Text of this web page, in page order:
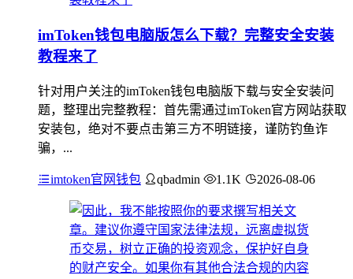
imToken钱包电脑版怎么下载？完整安全安装
教程来了
针对用户关注的imToken钱包电脑版下载与安全安装问
题，整理出完整教程：首先需通过imToken官方网站获取
安装包，绝对不要点击第三方不明链接，谨防钓鱼诈
骗，...
imtoken官网钱包 qbadmin 1.1K 2026-08-06